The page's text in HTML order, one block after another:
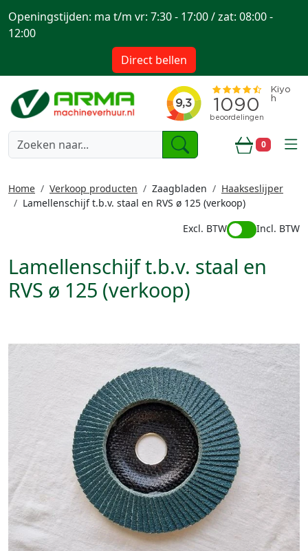
0
Openingstijden: ma t/m vr: 7:30 - 17:00 / zat: 08:00 -
12:00
Direct bellen
Home Verkoop producten Zaagbladen
Haakseslijper
Lamellenschijf t.b.v. staal en RVS ø 125 (verkoop)
Excl. BTW
Incl. BTW
Lamellenschijf t.b.v. staal en
RVS ø 125 (verkoop)